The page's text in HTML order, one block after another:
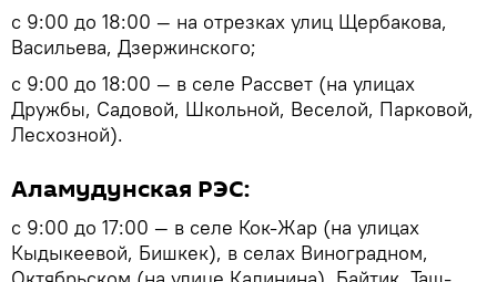
с 9:00 до 18:00 — на отрезках улиц Щербакова,
Васильева, Дзержинского;
с 9:00 до 18:00 — в селе Рассвет (на улицах
Дружбы, Садовой, Школьной, Веселой, Парковой,
Лесхозной).
Аламудунская РЭС:
с 9:00 до 17:00 — в селе Кок-Жар (на улицах
Кыдыкеевой, Бишкек), в селах Виноградном,